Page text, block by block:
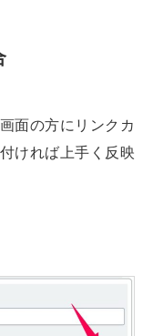
画面の方にリンクカ
ければ上手く反映